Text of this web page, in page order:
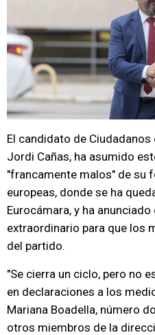
El candidato de
Jordi Cañas, ha asumido
"francamente malos" de su
europeas, donde se ha
Eurocámara, y ha
extraordinario para que los
del partido.
"Se cierra un ciclo, pero no
en declaraciones a los
Mariana Boadella, número
otros miembros de la